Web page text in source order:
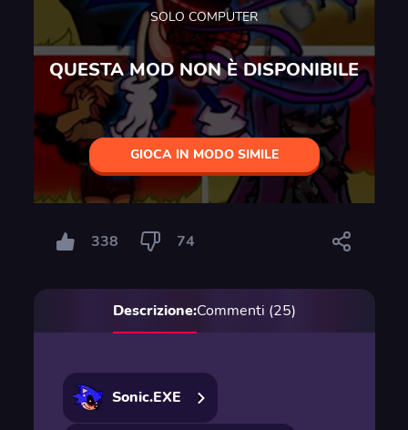
SOLO COMPUTER
QUESTA MOD NON È DISPONIBILE
GIOCA IN MODO SIMILE
338 74
Descrizione:Commenti (25)
Sonic.EXE